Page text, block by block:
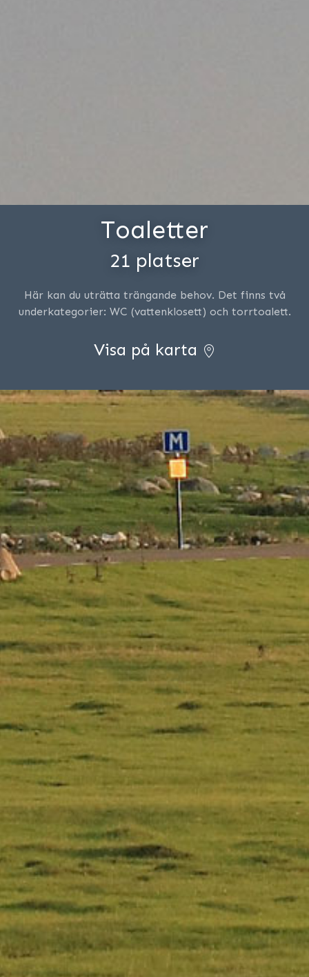
Toaletter
21 platser
Här kan du uträtta trängande behov. Det finns två
underkategorier: WC (vattenklosett) och torrtoalett.
Visa på karta